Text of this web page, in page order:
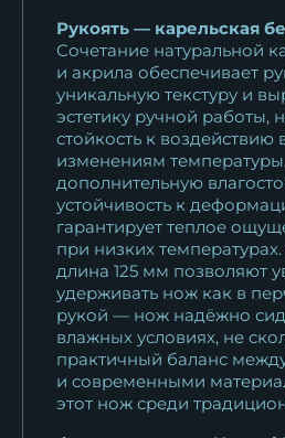
Рукоять — карельская
Сочетание натуральной
и акрила обеспечивает
уникальную текстуру и
эстетику ручной
стойкость к воздействию
изменениям
дополнительную
устойчивость к
гарантирует теплое
при низких
длина 125 мм позволяют
удерживать нож как в
рукой — нож надёжно
влажных условиях, не
практичный баланс
и современными
этот нож среди